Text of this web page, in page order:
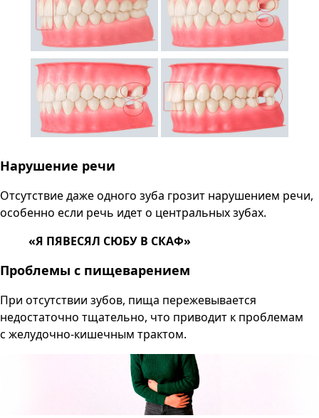
Нарушение речи
Отсутствие даже одного зуба грозит нарушением речи,
особенно если речь идет о центральных зубах.
«Я ПЯВЕСЯЛ СЮБУ В СКАФ»
Проблемы с пищеварением
При отсутствии зубов, пища пережевывается
недостаточно тщательно, что приводит к проблемам
с желудочно-кишечным трактом.